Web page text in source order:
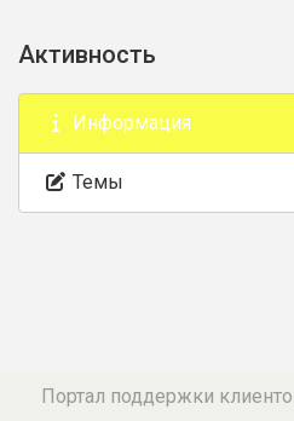
Активность
Информация
Темы
Портал поддержки